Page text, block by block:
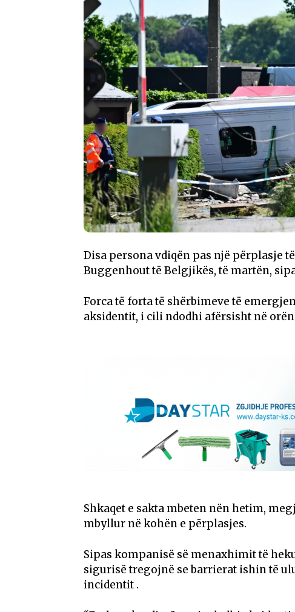
Disa persona vdiqën pas një përplasje
Buggenhout të Belgjikës, të martën,
Forca të forta të shërbimeve të
aksidentit, i cili ndodhi afërsisht në
Shkaqet e sakta mbeten nën hetim,
mbyllur në kohën e përplasjes.
Sipas kompanisë së menaxhimit të
sigurisë tregojnë se barrierat ishin të
incidentit .